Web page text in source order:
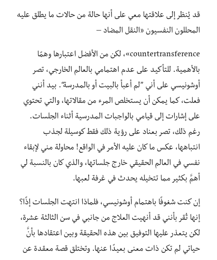
قد يُنظر إلى علاقتها معي على أنها حالة من حالات ما يطلق عليه
المحللون النفسيون «النقل المضاد –
countertransference»، لكن من الأفضل اعتبارها وهمًا
بالأهمية. للتأكيد على عدم اهتمامي بالعالم الخارجي، تصر
أوشونيسي على أني ”لم أعبأ بالبيت أو بالمدرسة“. بيد أنني
فعلت، كما يمكن أن يستخلص المرء من مقالاتها، والتي تحتوي
على إشارات إلى قيامي بالواجبات المدرسية أثناء الجلسات.
رغم ذلك، تصر بعناد على رؤية ذلك فقط كوسيلة لجذب
انتباهها، عكس ما كان عليه الأمر في الواقع! محاولة مني لإبقاء
نفسي في العالم الحقيقي خارج جلساتها، والذي كان بالنسبة لي
أهمَّ بكثير مما تتخيله يحدث في غرفة لعبها.
إن كنت شغوفًا باهتمام أوشونيسي، فلماذا انتهت الجلسات إذًا؟
إنها تُقر بأنني قد أنهيت العلاج من جانبي في سن الثالثة عشرة،
لكن يتعذر عليها التوفيق بين هذه الحقيقة وبين اعتقادها بأنَّ
حياتي لم تكن ذات معنى بعيدًا عنها. وتختلق قصة معقدة عن